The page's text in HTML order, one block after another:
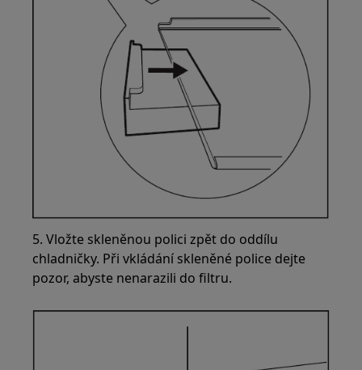
5. Vložte skleněnou polici zpět do oddílu
chladničky. Při vkládání skleněné police dejte
pozor, abyste nenarazili do filtru.